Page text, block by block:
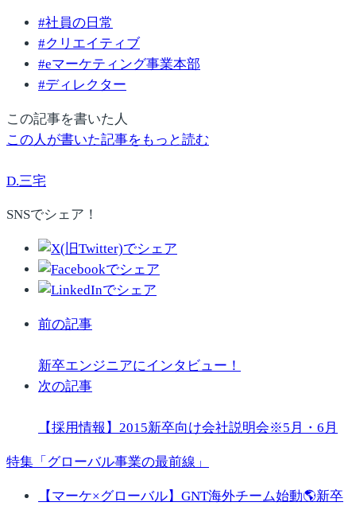
#社員の日常
#クリエイティブ
#eマーケティング事業本部
#ディレクター
この記事を書いた人
この人が書いた記事をもっと読む
D.三宅
SNSでシェア！
前の記事
新卒エンジニアにインタビュー！
次の記事
【採用情報】2015新卒向け会社説明会※5月・6月
特集「グローバル事業の最前線」
【マーケ×グローバル】GNT海外チーム始動🌎新卒